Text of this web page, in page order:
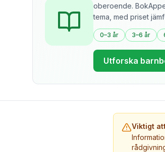
oberoende.
tema, med priset
0–3 år 3–6 år
Utforska
Viktigt